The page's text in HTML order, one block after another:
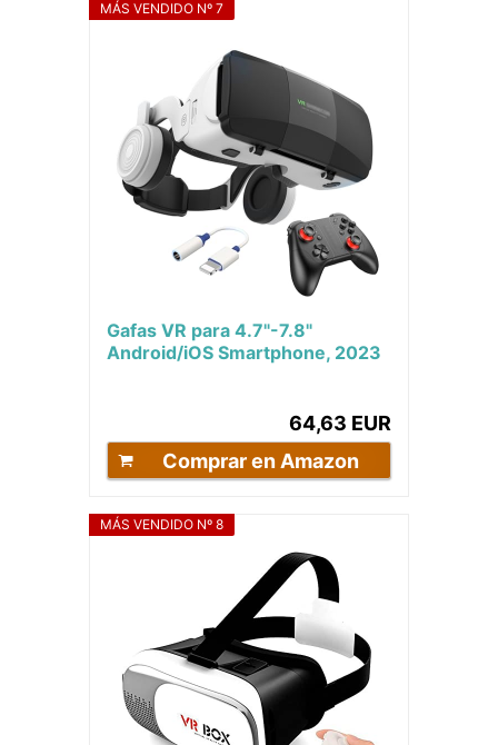
MÁS VENDIDO Nº 7
Gafas VR para 4.7"-7.8"
Android/iOS Smartphone, 2023
64,63 EUR
Comprar en Amazon
MÁS VENDIDO Nº 8